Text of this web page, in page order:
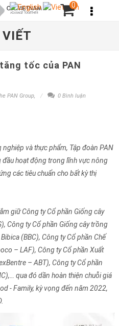
0
tốc của PAN
PAN Group, 0 Bình luận
và thực phẩm, Tập đoàn PAN
đầu hoạt động trong lĩnh vực nông
các tiêu chuẩn cho bất kỳ thị
giữ Công ty Cổ phần Giống cây
Công ty Cổ phần Giống cây trồng
(BBC), Công ty Cổ phần Chế
– LAF), Công ty Cổ phần Xuất
– ABT), Công ty Cổ phần
qua đó dần hoàn thiện chuỗi giá
- Family, kỳ vọng đến năm 2022,